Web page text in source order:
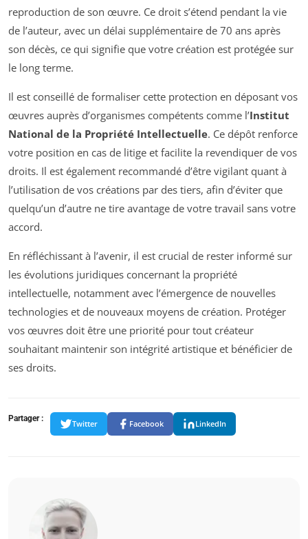
reproduction de son œuvre. Ce droit s’étend pendant la vie
de l’auteur, avec un délai supplémentaire de 70 ans après
son décès, ce qui signifie que votre création est protégée sur
le long terme.
Il est conseillé de formaliser cette protection en déposant vos
œuvres auprès d’organismes compétents comme l’Institut
National de la Propriété Intellectuelle. Ce dépôt renforce
votre position en cas de litige et facilite la revendiquer de vos
droits. Il est également recommandé d’être vigilant quant à
l’utilisation de vos créations par des tiers, afin d’éviter que
quelqu’un d’autre ne tire avantage de votre travail sans votre
accord.
En réfléchissant à l’avenir, il est crucial de rester informé sur
les évolutions juridiques concernant la propriété
intellectuelle, notamment avec l’émergence de nouvelles
technologies et de nouveaux moyens de création. Protéger
vos œuvres doit être une priorité pour tout créateur
souhaitant maintenir son intégrité artistique et bénéficier de
ses droits.
Partager :
Twitter Facebook LinkedIn